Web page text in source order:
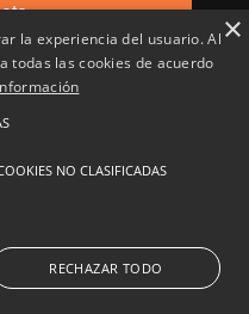
Cronológico
×
la experiencia del usuario. Al
todas las cookies de acuerdo
NO CLASIFICADAS
RECHAZAR TODO